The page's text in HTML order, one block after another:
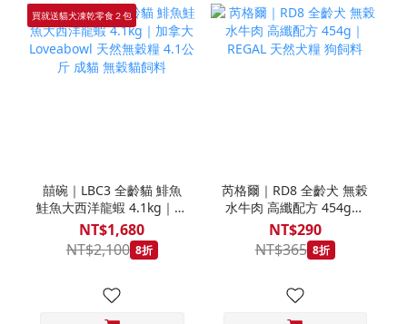
買就送貓犬凍乾零食２包
囍碗｜LBC3 全齡貓 鯡魚
鮭魚大西洋龍蝦 4.1kg｜加
拿大 Loveabowl 天然無穀
糧 4.1公斤 成貓 無穀貓飼
料
NT$1,680
NT$2,100 8折
芮格爾｜RD8 全齡犬 無榖
水牛肉 高纖配方 454g｜
REGAL 天然犬糧 狗飼料
NT$290
NT$365 8折